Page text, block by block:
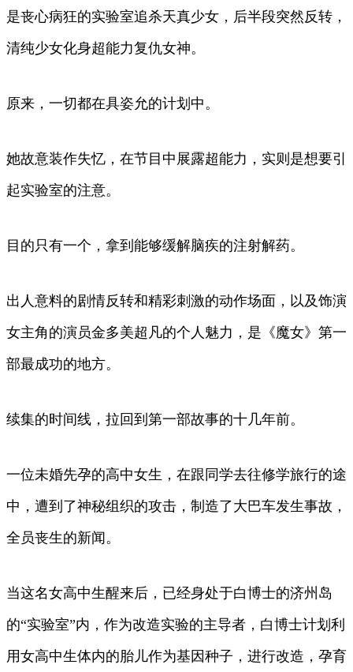
是丧心病狂的实验室追杀天真少女，后半段突然反转，
清纯少女化身超能力复仇女神。
原来，一切都在具姿允的计划中。
她故意装作失忆，在节目中展露超能力，实则是想要引
起实验室的注意。
目的只有一个，拿到能够缓解脑疾的注射解药。
出人意料的剧情反转和精彩刺激的动作场面，以及饰演
女主角的演员金多美超凡的个人魅力，是《魔女》第一
部最成功的地方。
续集的时间线，拉回到第一部故事的十几年前。
一位未婚先孕的高中女生，在跟同学去往修学旅行的途
中，遭到了神秘组织的攻击，制造了大巴车发生事故，
全员丧生的新闻。
当这名女高中生醒来后，已经身处于白博士的济州岛
的“实验室”内，作为改造实验的主导者，白博士计划利
用女高中生体内的胎儿作为基因种子，进行改造，孕育